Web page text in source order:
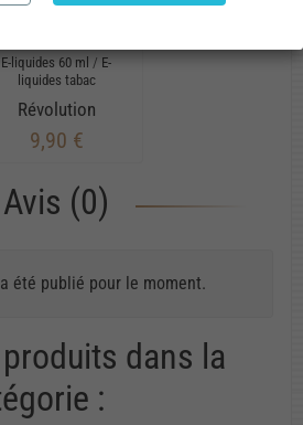
E-liquides 60 ml / E-
liquides tabac
Révolution
9,90 €
Avis (0)
été publié pour le moment.
dans la
: